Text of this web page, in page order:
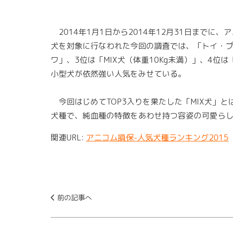
2014年1月1日から2014年12月31日までに、ア
犬を対象に行なわれた今回の調査では、「トイ・
ワ」、3位は「MIX犬（体重10Kg未満）」、4位は
小型犬が依然強い人気をみせている。
今回はじめてTOP3入りを果たした「MIX犬」と
犬種で、純血種の特徴をあわせ持つ容姿の可愛ら
関連URL: アニコム損保-人気犬種ランキング2015
前の記事へ